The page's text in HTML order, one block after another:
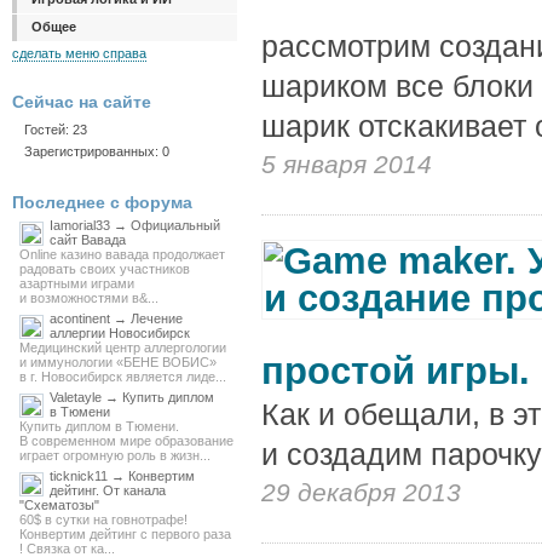
рассмотрим
шариком все
шарик отскакивает
5 января 2014
простой игры.
Как и обещали, в
и создадим
29 декабря 2013
Общее
сделать меню справа
Сейчас на сайте
Гостей: 23
Зарегистрированных: 0
Последнее с форума
Iamorial33 → Официальный
сайт Вавада
Online казино вавада продолжает
радовать своих участников
азартными играми
и возможностями в&...
acontinent → Лечение
аллергии Новосибирск
Медицинский центр аллергологии
и иммунологии «БЕНЕ ВОБИС»
в г. Новосибирск является лиде...
Valetayle → Купить диплом
в Тюмени
Купить диплом в Тюмени.
В современном мире образование
играет огромную роль в жизн...
ticknick11 → Конвертим
дейтинг. От канала
"Схематозы"
60$ в сутки на говнотрафе!
Конвертим дейтинг с первого раза
! Связка от ка...